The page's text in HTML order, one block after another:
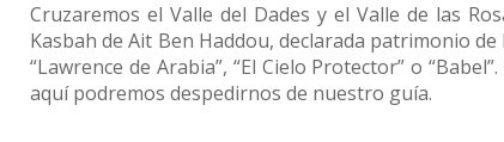
Cruzaremos el Valle del Dades y el Valle de las
Kasbah de Ait Ben Haddou, declarada patrimonio
“Lawrence de Arabia”, “El Cielo Protector” o
aquí podremos despedirnos de nuestro guía.